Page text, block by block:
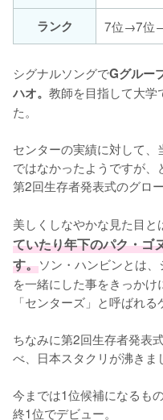
ランク
7位→7位
シグナルソングでGグルー
ハオ。 教師を目指して大学
た。
センターの実績に対して
ではなかったようですが、
第2回生存者発表式のグロ
美しくしなやかな見た目と
ていたり年下のパク・ゴ
す。ソン・ハンビンとは
を一緒にした事をきっかけ
「センターズ」と呼ばれる
ちなみに第2回生存者発表
べ、日本スタクリが沸きま
今までは1位候補になるも
終1位でデビュー。